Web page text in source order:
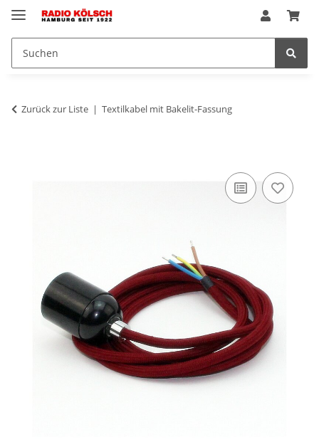
Zurück zur Liste Textilkabel mit Bakelit-Fassung